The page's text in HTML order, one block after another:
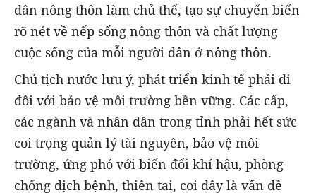
dân nông thôn làm chủ thể, tạo sự chuyển biến
rõ nét về nếp sống nông thôn và chất lượng
cuộc sống của mỗi người dân ở nông thôn.
Chủ tịch nước lưu ý, phát triển kinh tế phải đi
đôi với bảo vệ môi trường bền vững. Các cấp,
các ngành và nhân dân trong tỉnh phải hết sức
coi trọng quản lý tài nguyên, bảo vệ môi
trường, ứng phó với biến đổi khí hậu, phòng
chống dịch bệnh, thiên tai, coi đây là vấn đề